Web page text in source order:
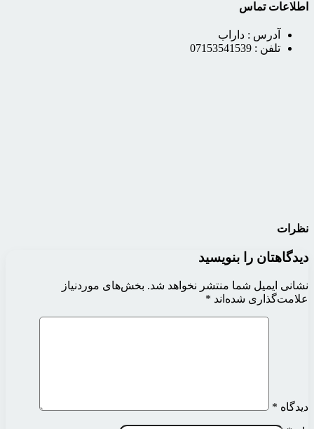
اطلاعات تماس
آدرس : داراب
تلفن : 07153541539
نظرات
دیدگاهتان را بنویسید
نشانی ایمیل شما منتشر نخواهد شد. بخش‌های موردنیاز
علامت‌گذاری شده‌اند *
دیدگاه *